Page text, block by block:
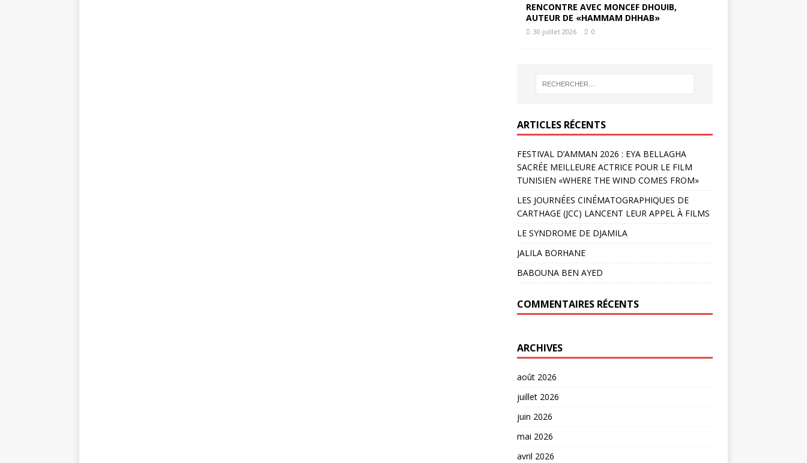
RENCONTRE AVEC MONCEF DHOUIB,
AUTEUR DE «HAMMAM DHHAB»
30 juillet 2026 0
ARTICLES RÉCENTS
FESTIVAL D’AMMAN 2026 : EYA BELLAGHA
SACRÉE MEILLEURE ACTRICE POUR LE FILM
TUNISIEN «WHERE THE WIND COMES FROM»
LES JOURNÉES CINÉMATOGRAPHIQUES DE
CARTHAGE (JCC) LANCENT LEUR APPEL À FILMS
LE SYNDROME DE DJAMILA
JALILA BORHANE
BABOUNA BEN AYED
COMMENTAIRES RÉCENTS
ARCHIVES
août 2026
juillet 2026
juin 2026
mai 2026
avril 2026